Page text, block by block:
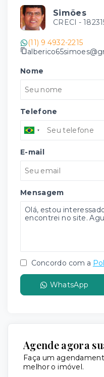
Simões
CRECI -
(11) 9 4932-2215
Nome
Telefone
E-mail
Mensagem
Concordo com a
WhatsApp
Agende agora
Faça um
melhor o imóvel.